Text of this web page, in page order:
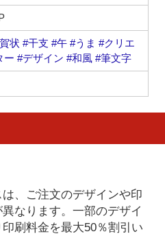
状 #干支 #午 #うま #クリエ
ー #デザイン #和風 #筆文字
、ご注文のデザインや印
なります。一部のデザイ
刷料金を最大50％割引い